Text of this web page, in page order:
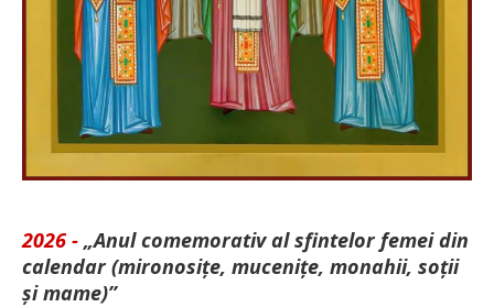
2026 - „Anul comemorativ al sfintelor femei din
calendar (mironosițe, mu­cenițe, monahii, soții
și mame)”